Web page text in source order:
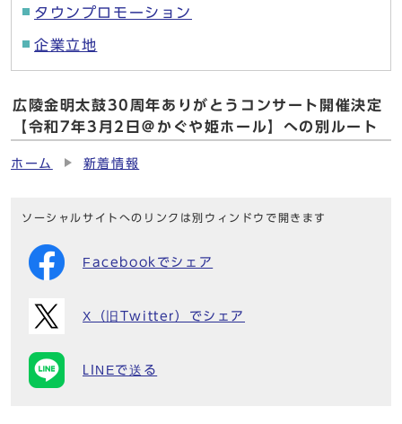
タウンプロモーション
企業立地
広陵金明太鼓30周年ありがとうコンサート開催決定
【令和7年3月2日＠かぐや姫ホール】への別ルート
ホーム 新着情報
ソーシャルサイトへのリンクは別ウィンドウで開きます
Facebookでシェア
X（旧Twitter）でシェア
LINEで送る